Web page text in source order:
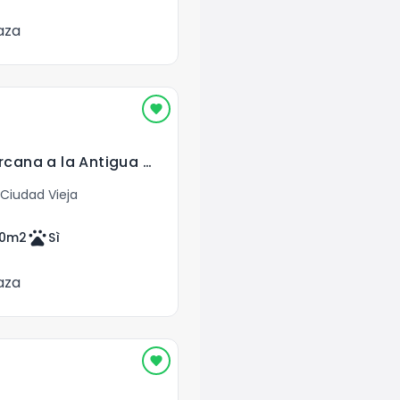
Casa en Venta cercana a la Antigua Guatemala
Vieja
m2petsSì